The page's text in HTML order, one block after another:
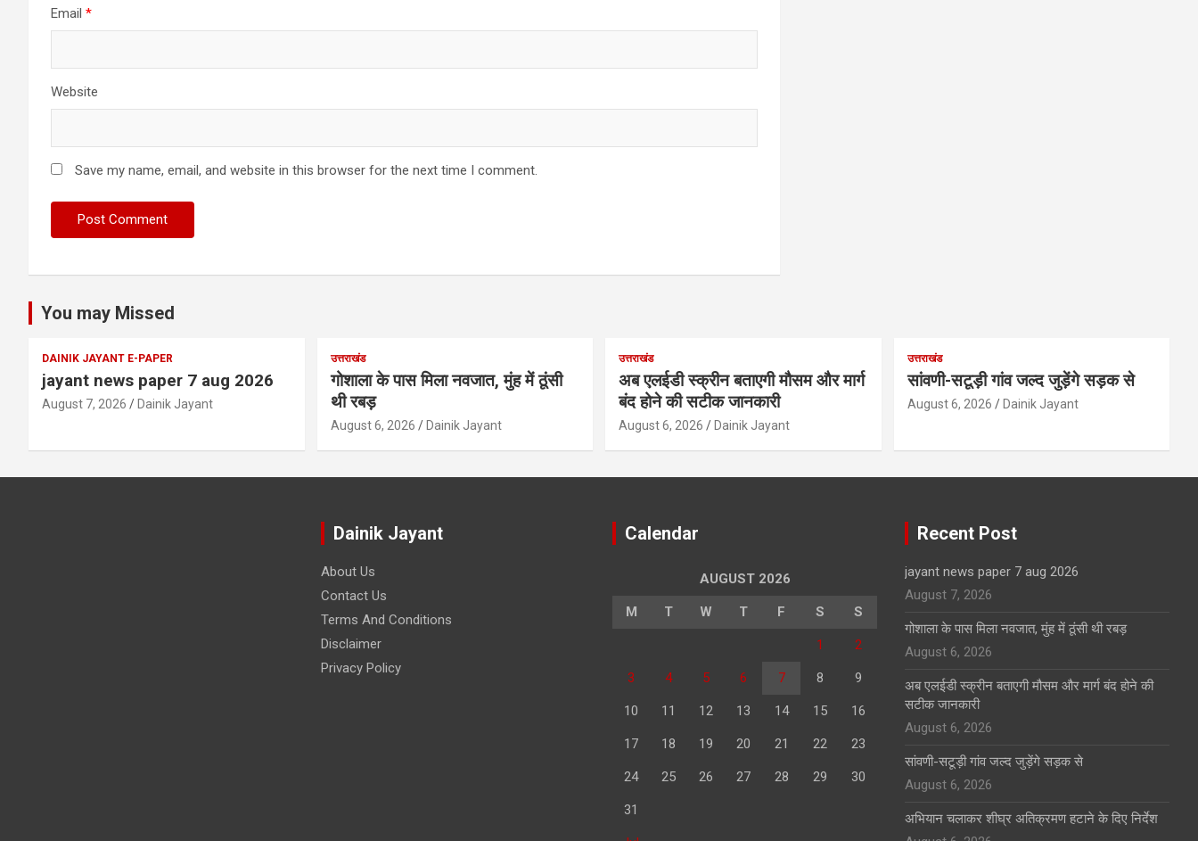
Email *
Website
Save my name, email, and website in this browser for the next time I comment.
You may Missed
DAINIK JAYANT E-PAPER
jayant news paper 7 aug 2026
August 7, 2026 Dainik Jayant
उत्तराखंड
गोशाला के पास मिला नवजात, मुंह में ठूंसी
थी रबड़
August 6, 2026 Dainik Jayant
उत्तराखंड
अब एलईडी स्क्रीन बताएगी मौसम और मार्ग
बंद होने की सटीक जानकारी
August 6, 2026 Dainik Jayant
उत्तराखंड
सांवणी-सटूड़ी गांव जल्द जुड़ेंगे सड़क से
August 6, 2026 Dainik Jayant
Dainik Jayant
About Us
Contact Us
Terms And Conditions
Disclaimer
Privacy Policy
Calendar
AUGUST 2026
M T W T F S S
1 2
3 4 5 6 7 8 9
10 11 12 13 14 15 16
17 18 19 20 21 22 23
24 25 26 27 28 29 30
31
Recent Post
jayant news paper 7 aug 2026
August 7, 2026
गोशाला के पास मिला नवजात, मुंह में ठूंसी थी रबड़
August 6, 2026
अब एलईडी स्क्रीन बताएगी मौसम और मार्ग बंद होने की
सटीक जानकारी
August 6, 2026
सांवणी-सटूड़ी गांव जल्द जुड़ेंगे सड़क से
August 6, 2026
अभियान चलाकर शीघ्र अतिक्रमण हटाने के दिए निर्देश